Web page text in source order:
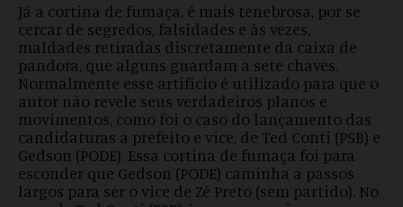
Já a cortina de fumaça, é mais tenebrosa, por se
cercar de segredos, falsidades e às vezes,
maldades retiradas discretamente da caixa de
pandora, que alguns guardam a sete chaves.
Normalmente esse artifício é utilizado para que o
autor não revele seus verdadeiros planos e
movimentos, como foi o caso do lançamento das
candidaturas a prefeito e vice, de Ted Conti (PSB) e
Gedson (PODE). Essa cortina de fumaça foi para
esconder que Gedson (PODE) caminha a passos
largos para ser o vice de Zé Preto (sem partido). No